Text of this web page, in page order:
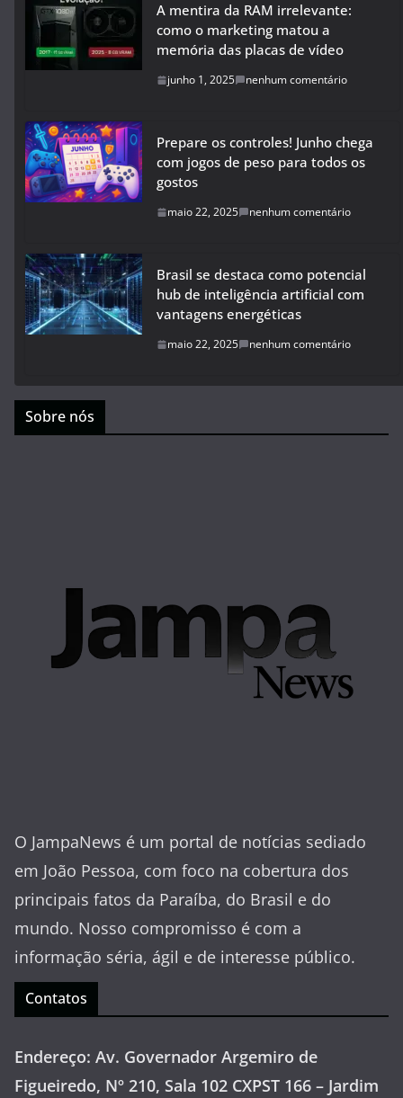
A mentira da RAM irrelevante:
como o marketing matou a
memória das placas de vídeo
junho 1, 2025 nenhum comentário
Prepare os controles! Junho chega
com jogos de peso para todos os
gostos
maio 22, 2025 nenhum comentário
Brasil se destaca como potencial
hub de inteligência artificial com
vantagens energéticas
maio 22, 2025 nenhum comentário
Sobre nós
O JampaNews é um portal de notícias sediado
em João Pessoa, com foco na cobertura dos
principais fatos da Paraíba, do Brasil e do
mundo. Nosso compromisso é com a
informação séria, ágil e de interesse público.
Contatos
Endereço: Av. Governador Argemiro de
Figueiredo, Nº 210, Sala 102 CXPST 166 – Jardim